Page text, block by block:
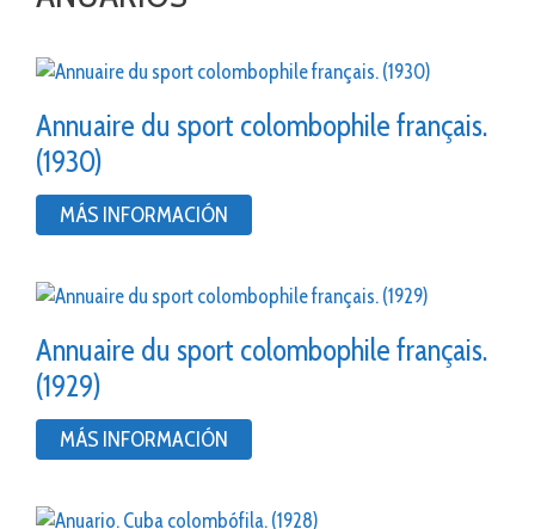
Annuaire du sport colombophile français.
(1930)
MÁS INFORMACIÓN
Annuaire du sport colombophile français.
(1929)
MÁS INFORMACIÓN